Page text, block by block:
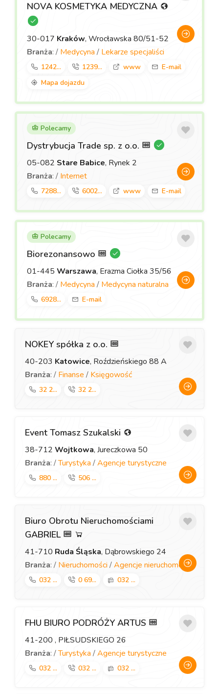
NOVA KOSMETYKA MEDYCZNA
30-017 Kraków, Wrocławska 80/51-52
Branża: / Medycyna / Lekarze specjaliści
1242... 1239... www
E-mail
Mapa dojazdu
Polecamy
Dystrybucja Trade sp. z o.o.
05-082 Stare Babice, Rynek 2
Branża: / Internet
7288... 6002... www E-mail
Polecamy
Biorezonansowo
01-445 Warszawa, Erazma Ciołka 35/56
Branża: / Medycyna / Medycyna naturalna
6928... E-mail
NOKEY spółka z o.o.
40-203 Katowice, Roździeńskiego 88 A
Branża: / Finanse / Księgowość
32 2... 32 2...
Event Tomasz Szukalski
38-712 Wojtkowa, Jureczkowa 50
Branża: /Turystyka /Agencje turystyczne
880 ... 506 ...
Biuro Obrotu Nieruchomościami
GABRIEL
41-710 Ruda Śląska, Dąbrowskiego 24
Branża: / Nieruchomości /Agencje nieruchomości
032 ... 0 69... 032 ...
FHU BIURO PODRÓŻY ARTUS
41-200 , PIŁSUDSKIEGO 26
Branża: /Turystyka /Agencje turystyczne
032 ... 032 ... 032 ...